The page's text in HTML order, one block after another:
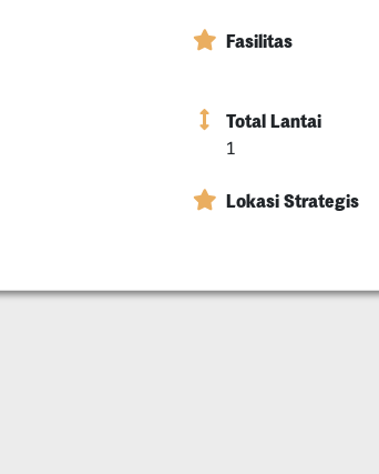
Fasilitas
Total Lantai
1
Lokasi Strategis